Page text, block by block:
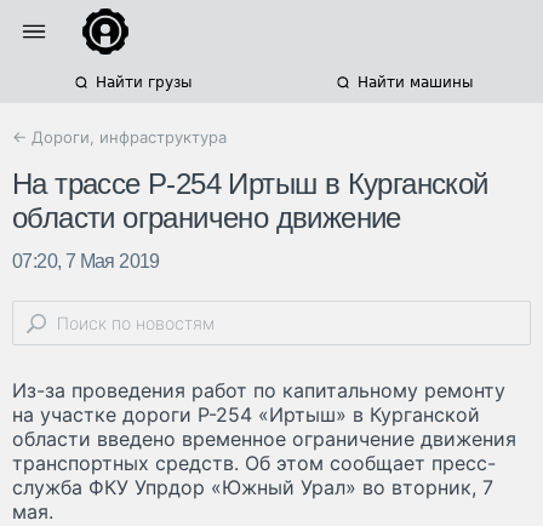
Найти грузы Найти машины
← Дороги, инфраструктура
На трассе Р-254 Иртыш в Курганской
области ограничено движение
07:20, 7 Мая 2019
Из-за проведения работ по капитальному ремонту
на участке дороги Р-254 «Иртыш» в Курганской
области введено временное ограничение движения
транспортных средств. Об этом сообщает пресс-
служба ФКУ Упрдор «Южный Урал» во вторник, 7
мая.